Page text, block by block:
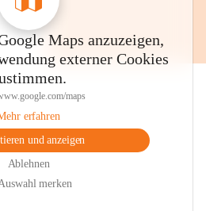
Maps anzuzeigen,
externer Cookies
maps
erfahren
und anzeigen
Ablehnen
merken